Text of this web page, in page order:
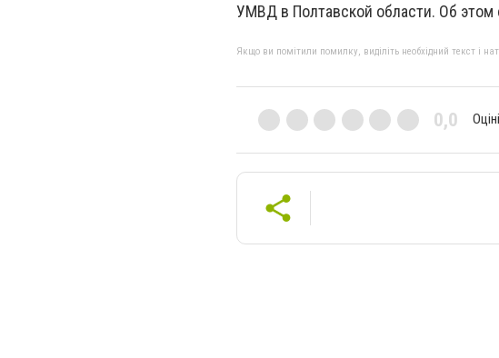
УМВД в Полтавской области. Об этом
Якщо ви помітили помилку, виділіть необхідний текст і
0,0